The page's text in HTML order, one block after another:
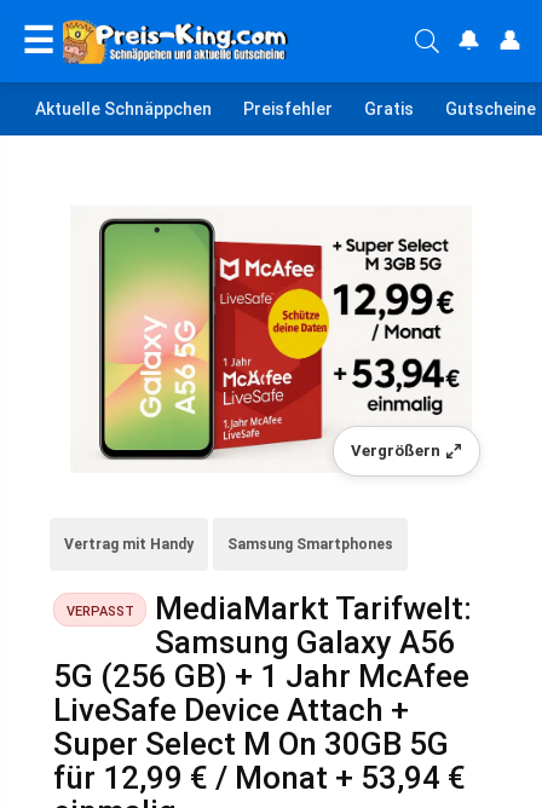
☰ 🔔 👤
Aktuelle Schnäppchen Preisfehler Gratis Gutscheine
Vergrößern
Vertrag mit Handy Samsung Smartphones
VERPASST
MediaMarkt Tarifwelt:
Samsung Galaxy A56
5G (256 GB) + 1 Jahr McAfee
LiveSafe Device Attach +
Super Select M On 30GB 5G
für 12,99 € / Monat + 53,94 €